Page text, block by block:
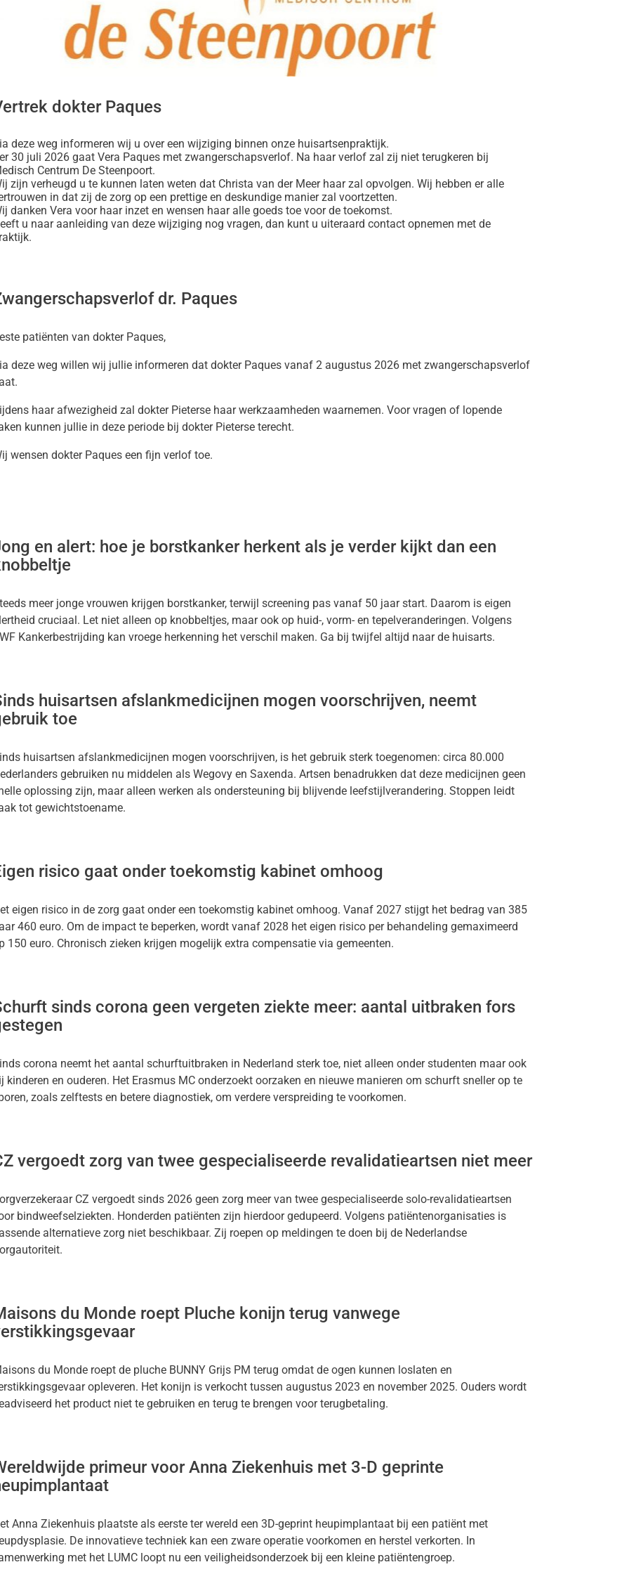
dokter Paques
deze weg informeren wij u over een wijziging binnen onze huisartsenpraktijk.
30 juli 2026 gaat Vera Paques met zwangerschapsverlof. Na haar verlof zal zij niet terugkeren bij
Centrum De Steenpoort.
zijn verheugd u te kunnen laten weten dat Christa van der Meer haar zal opvolgen. Wij hebben er alle
in dat zij de zorg op een prettige en deskundige manier zal voortzetten.
danken Vera voor haar inzet en wensen haar alle goeds toe voor de toekomst.
u naar aanleiding van deze wijziging nog vragen, dan kunt u uiteraard contact opnemen met de
dr. Paques
patiënten van dokter Paques,
deze weg willen wij jullie informeren dat dokter Paques vanaf 2 augustus 2026 met zwangerschapsverlof
haar afwezigheid zal dokter Pieterse haar werkzaamheden waarnemen. Voor vragen of lopende
kunnen jullie in deze periode bij dokter Pieterse terecht.
wensen dokter Paques een fijn verlof toe.
en alert: hoe je borstkanker herkent als je verder kijkt dan een
meer jonge vrouwen krijgen borstkanker, terwijl screening pas vanaf 50 jaar start. Daarom is eigen
cruciaal. Let niet alleen op knobbeltjes, maar ook op huid-, vorm- en tepelveranderingen. Volgens
Kankerbestrijding kan vroege herkenning het verschil maken. Ga bij twijfel altijd naar de huisarts.
huisartsen afslankmedicijnen mogen voorschrijven, neemt
toe
huisartsen afslankmedicijnen mogen voorschrijven, is het gebruik sterk toegenomen: circa 80.000
gebruiken nu middelen als Wegovy en Saxenda. Artsen benadrukken dat deze medicijnen geen
oplossing zijn, maar alleen werken als ondersteuning bij blijvende leefstijlverandering. Stoppen leidt
tot gewichtstoename.
risico gaat onder toekomstig kabinet omhoog
eigen risico in de zorg gaat onder een toekomstig kabinet omhoog. Vanaf 2027 stijgt het bedrag van 385
460 euro. Om de impact te beperken, wordt vanaf 2028 het eigen risico per behandeling gemaximeerd
150 euro. Chronisch zieken krijgen mogelijk extra compensatie via gemeenten.
sinds corona geen vergeten ziekte meer: aantal uitbraken fors
corona neemt het aantal schurftuitbraken in Nederland sterk toe, niet alleen onder studenten maar ook
kinderen en ouderen. Het Erasmus MC onderzoekt oorzaken en nieuwe manieren om schurft sneller op te
zoals zelftests en betere diagnostiek, om verdere verspreiding te voorkomen.
vergoedt zorg van twee gespecialiseerde revalidatieartsen niet meer
CZ vergoedt sinds 2026 geen zorg meer van twee gespecialiseerde solo-revalidatieartsen
bindweefselziekten. Honderden patiënten zijn hierdoor gedupeerd. Volgens patiëntenorganisaties is
alternatieve zorg niet beschikbaar. Zij roepen op meldingen te doen bij de Nederlandse
du Monde roept Pluche konijn terug vanwege
du Monde roept de pluche BUNNY Grijs PM terug omdat de ogen kunnen loslaten en
opleveren. Het konijn is verkocht tussen augustus 2023 en november 2025. Ouders wordt
het product niet te gebruiken en terug te brengen voor terugbetaling.
primeur voor Anna Ziekenhuis met 3-D geprinte
Anna Ziekenhuis plaatste als eerste ter wereld een 3D-geprint heupimplantaat bij een patiënt met
De innovatieve techniek kan een zware operatie voorkomen en herstel verkorten. In
met het LUMC loopt nu een veiligheidsonderzoek bij een kleine patiëntengroep.